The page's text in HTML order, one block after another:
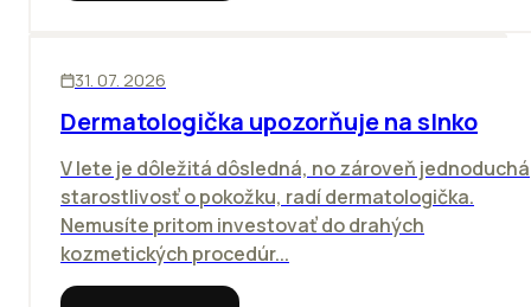
31. 07. 2026
Dermatologička upozorňuje na slnko
V lete je dôležitá dôsledná, no zároveň jednoduchá
starostlivosť o pokožku, radí dermatologička.
Nemusíte pritom investovať do drahých
kozmetických procedúr...